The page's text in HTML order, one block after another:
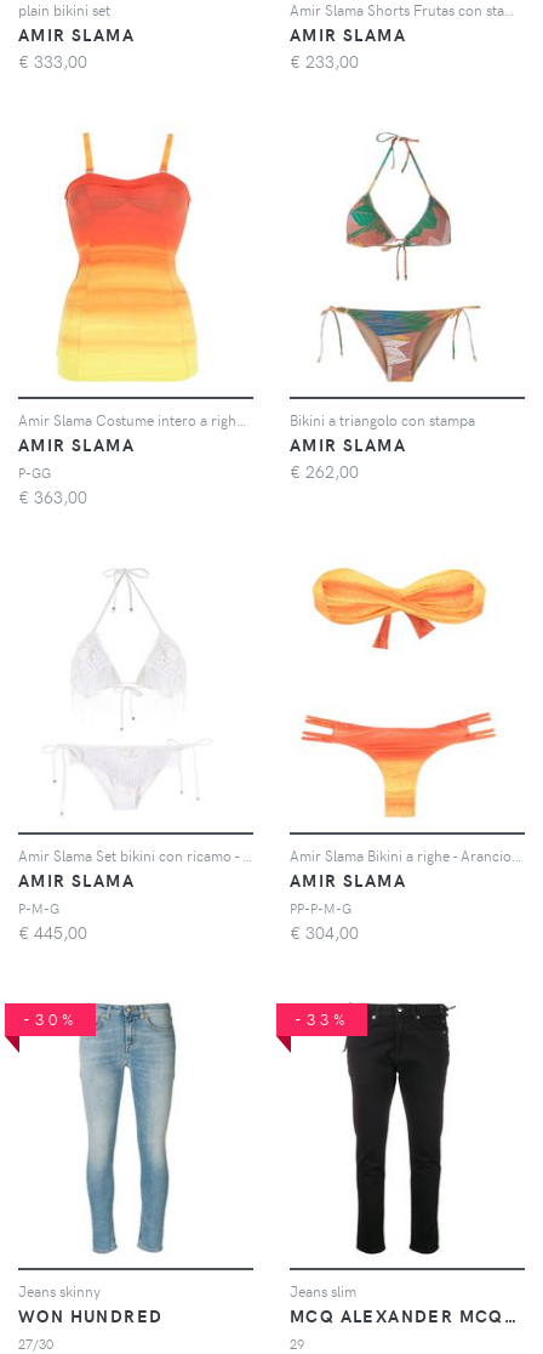
plain bikini set
AMIR SLAMA
€ 333,00
AMIR SLAMA
€ 233,00
AMIR SLAMA
P-GG
€ 363,00
Bikini a triangolo con stampa
AMIR SLAMA
€ 262,00
AMIR SLAMA
P-M-G
€ 445,00
AMIR SLAMA
PP-P-M-G
€ 304,00
-30%
Jeans skinny
WON HUNDRED
27/30
-33%
Jeans slim
MCQ ALEXANDER MCQUEEN
29